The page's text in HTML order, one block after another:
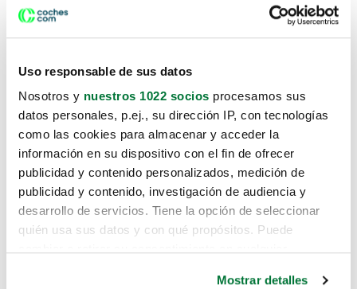
Uso responsable de sus datos
Nosotros y nuestros 1022 socios procesamos sus
datos personales, p.ej., su dirección IP, con tecnologías
como las cookies para almacenar y acceder la
información en su dispositivo con el fin de ofrecer
publicidad y contenido personalizados, medición de
publicidad y contenido, investigación de audiencia y
desarrollo de servicios. Tiene la opción de seleccionar
quién usa sus datos y con qué propósitos. Puede
Mostrar detalles
Lo sentimos, no sabemos como
te hemos traido hasta aquí.
Pero puedes encontrar el coche que estás
buscando en alguno de estos enlaces: